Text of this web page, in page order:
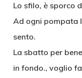
Lo sfilo, è sporco
Ad ogni pompata
sento.
La sbatto per
in fondo., voglio